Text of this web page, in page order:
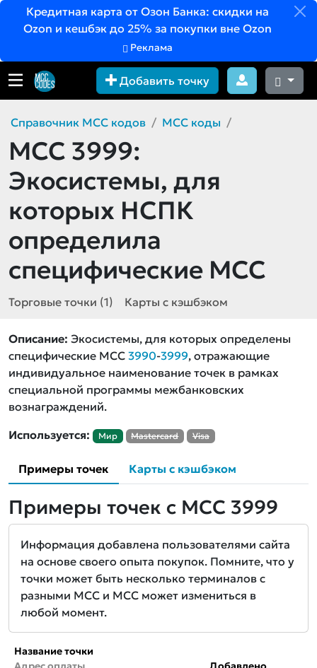
Кредитная карта от Озон Банка: скидки на
Ozon и кешбэк до 25% за покупки вне Ozon
Реклама
Добавить точку
Справочник MCC кодов MCC коды
MCC 3999:
Экосистемы, для
которых НСПК
определила
специфические MCC
Торговые точки (1) Карты с кэшбэком
Описание: Экосистемы, для которых определены
специфические MCC 3990-3999, отражающие
индивидуальное наименование точек в рамках
специальной программы межбанковских
вознаграждений.
Используется:
Мир Mastercard Visa
Примеры точек Карты с кэшбэком
Примеры точек с MCC 3999
Информация добавлена пользователями сайта
на основе своего опыта покупок. Помните, что у
точки может быть несколько терминалов с
разными MCC и MCC может измениться в
любой момент.
Название точки